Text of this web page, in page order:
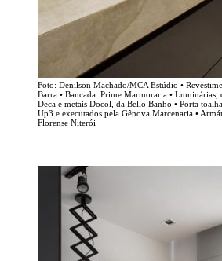
Foto: Denilson Machado/MCA Estúdio •
Barra • Bancada: Prime Marmoraria • Luminárias,
Deca e metais Docol, da Bello Banho • Porta
Up3 e executados pela Gênova Marcenaria •
Florense Niterói